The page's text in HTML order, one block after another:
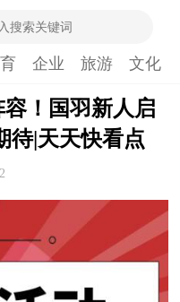
企业 旅游 文化
！国羽新人启
待|天天快看点